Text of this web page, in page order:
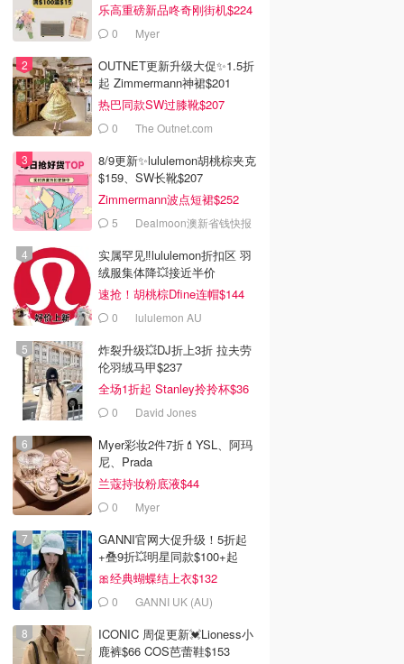
乐高重磅新品咚奇刚街机$224
0 Myer
OUTNET更新升级大促✨1.5折
起 Zimmermann神裙$201
热巴同款SW过膝靴$207
0 The Outnet.com
8/9更新✨lululemon胡桃棕夹克
$159、SW长靴$207
Zimmermann波点短裙$252
5 Dealmoon澳新省钱快报
实属罕见‼️lululemon折扣区 羽
绒服集体降💥接近半价
速抢！胡桃棕Dfine连帽$144
0 lululemon AU
炸裂升级💥DJ折上3折 拉夫劳
伦羽绒马甲$237
全场1折起 Stanley拎拎杯$36
0 David Jones
Myer彩妆2件7折💄YSL、阿玛
尼、Prada
兰蔻持妆粉底液$44
0 Myer
GANNI官网大促升级！5折起
+叠9折💥明星同款$100+起
🎀经典蝴蝶结上衣$132
0 GANNI UK (AU)
ICONIC 周促更新💓Lioness小
鹿裤$66 COS芭蕾鞋$153